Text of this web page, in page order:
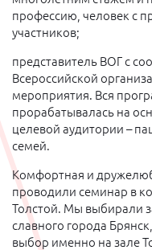
профессию, человек с
участников;
представитель ВОГ с
Всероссийской
мероприятия. Вся
прорабатывалась на
целевой аудитории –
семей.
Комфортная и
проводили семинар в
Толстой. Мы выбирали
славного города
выбор именно на зале